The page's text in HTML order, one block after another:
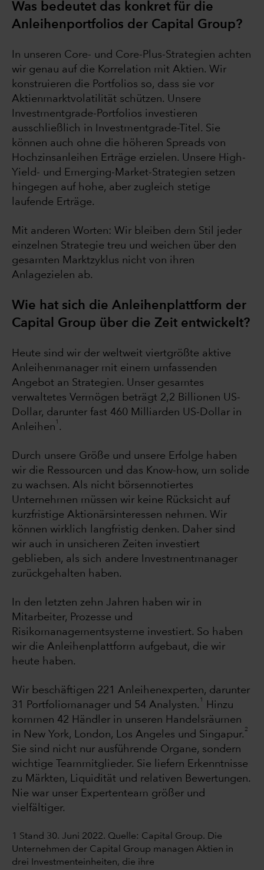
Was bedeutet das konkret für die
Anleihenportfolios der Capital Group?
In unseren Core- und Core-Plus-Strategien achten
wir genau auf die Korrelation mit Aktien. Wir
konstruieren die Portfolios so, dass sie vor
Aktienmarktvolatilität schützen. Unsere
Investmentgrade-Portfolios investieren
ausschließlich in Investmentgrade-Titel. Sie
können auch ohne die höheren Spreads von
Hochzinsanleihen Erträge erzielen. Unsere High-
Yield- und Emerging-Market-Strategien setzen
hingegen auf hohe, aber zugleich stetige
laufende Erträge.
Mit anderen Worten: Wir bleiben dem Stil jeder
einzelnen Strategie treu und weichen über den
gesamten Marktzyklus nicht von ihren
Anlagezielen ab.
Wie hat sich die Anleihenplattform der
Capital Group über die Zeit entwickelt?
Heute sind wir der weltweit viertgrößte aktive
Anleihenmanager mit einem umfassenden
Angebot an Strategien. Unser gesamtes
verwaltetes Vermögen beträgt 2,2 Billionen US-
Dollar, darunter fast 460 Milliarden US-Dollar in
Anleihen
1
.
Durch unsere Größe und unsere Erfolge haben
wir die Ressourcen und das Know-how, um solide
zu wachsen. Als nicht börsennotiertes
Unternehmen müssen wir keine Rücksicht auf
kurzfristige Aktionärsinteressen nehmen. Wir
können wirklich langfristig denken. Daher sind
wir auch in unsicheren Zeiten investiert
geblieben, als sich andere Investmentmanager
zurückgehalten haben.
In den letzten zehn Jahren haben wir in
Mitarbeiter, Prozesse und
Risikomanagementsysteme investiert. So haben
wir die Anleihenplattform aufgebaut, die wir
heute haben.
Wir beschäftigen 221 Anleihenexperten, darunter
31 Portfoliomanager und 54 Analysten.
1
Hinzu
kommen 42 Händler in unseren Handelsräumen
in New York, London, Los Angeles und Singapur.
2
Sie sind nicht nur ausführende Organe, sondern
wichtige Teammitglieder. Sie liefern Erkenntnisse
zu Märkten, Liquidität und relativen Bewertungen.
Nie war unser Expertenteam größer und
vielfältiger.
1 Stand 30. Juni 2022. Quelle: Capital Group. Die
Unternehmen der Capital Group managen Aktien in
drei Investmenteinheiten, die ihre